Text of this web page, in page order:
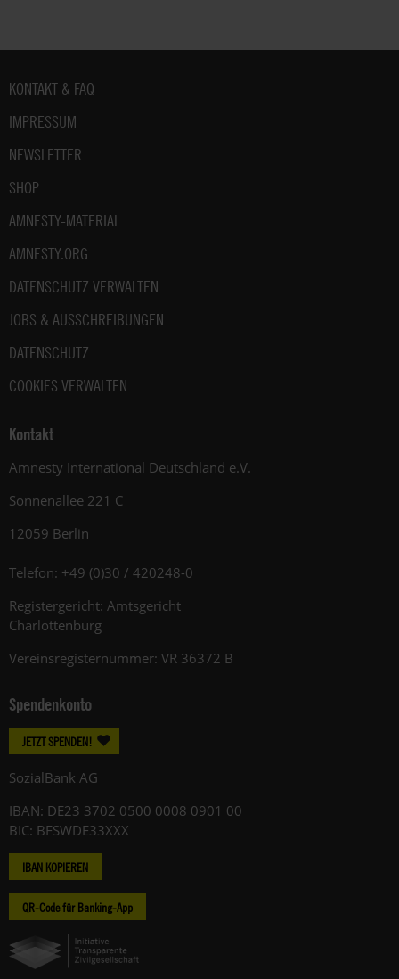
Fußbereich
KONTAKT & FAQ
IMPRESSUM
NEWSLETTER
SHOP
AMNESTY-MATERIAL
AMNESTY.ORG
DATENSCHUTZ VERWALTEN
JOBS & AUSSCHREIBUNGEN
DATENSCHUTZ
COOKIES VERWALTEN
Kontakt
Amnesty International Deutschland e.V.
Sonnenallee 221 C
12059 Berlin
Telefon: +49 (0)30 / 420248-0
Registergericht: Amtsgericht
Charlottenburg
Vereinsregisternummer: VR 36372 B
Spendenkonto
JETZT SPENDEN!
SozialBank AG
IBAN: DE23 3702 0500 0008 0901 00
BIC: BFSWDE33XXX
IBAN KOPIEREN
QR-Code für Banking-App